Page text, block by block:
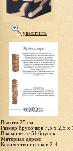
увеличить
Высота 25 см
Размер брусочков 7,5 х 2,5 х
В комплекте 51 брусок
Материал дерево
Количество игроков 2-4